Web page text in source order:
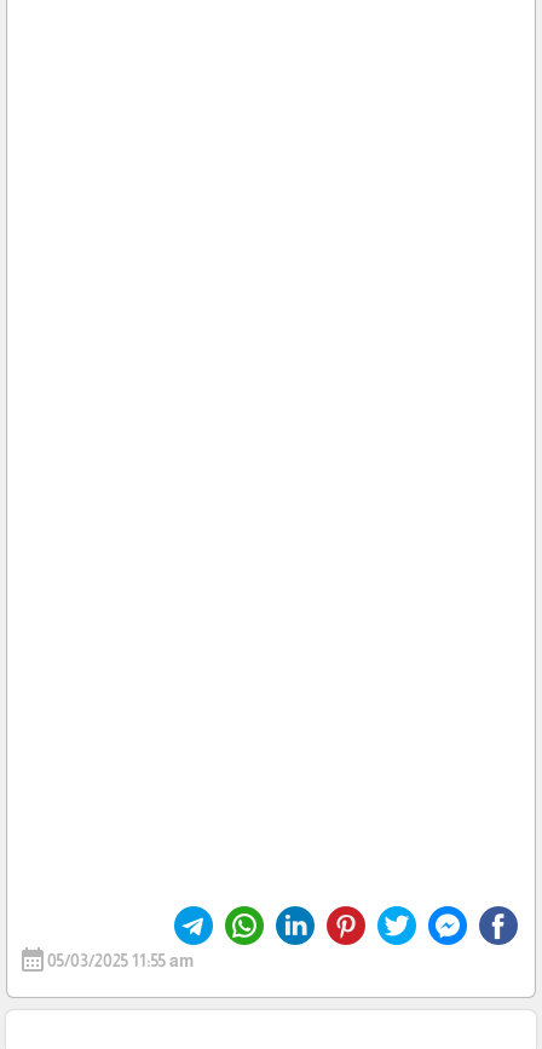
calendar_month05/03/2025 11:55 am